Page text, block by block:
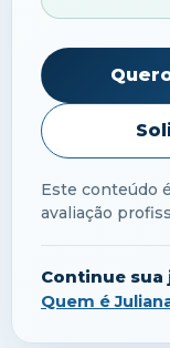
Este conteúdo
avaliação
Continue sua
Quem é